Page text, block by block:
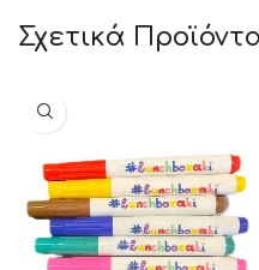
Σχετικά